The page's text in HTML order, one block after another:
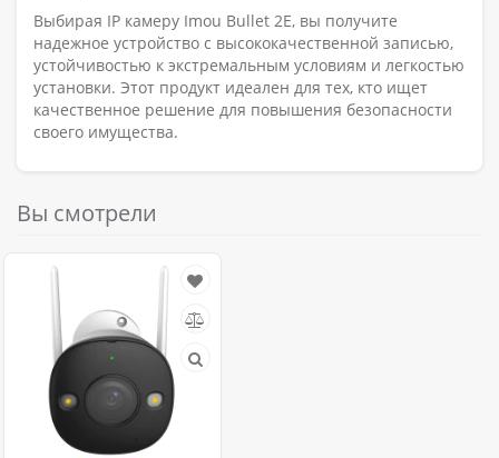
Выбирая IP камеру Imou Bullet 2E, вы получите
надежное устройство с высококачественной записью,
устойчивостью к экстремальным условиям и легкостью
установки. Этот продукт идеален для тех, кто ищет
качественное решение для повышения безопасности
своего имущества.
Вы смотрели